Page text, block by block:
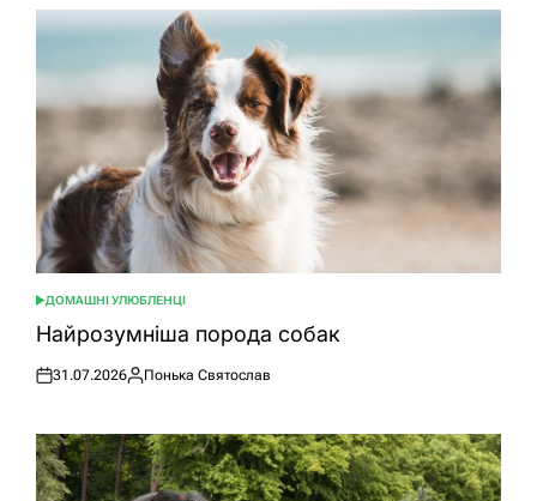
ОПУБЛІКУВАТИ
У
ДОМАШНІ УЛЮБЛЕНЦІ
Найрозумніша порода собак
Оприлюднено
31.07.2026
Опубліковано
Понька Святослав